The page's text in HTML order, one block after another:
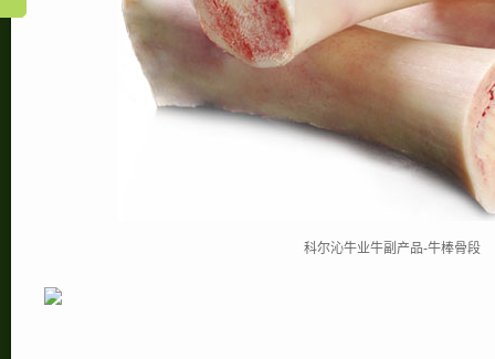
科尔沁牛业牛副产品-牛棒骨段